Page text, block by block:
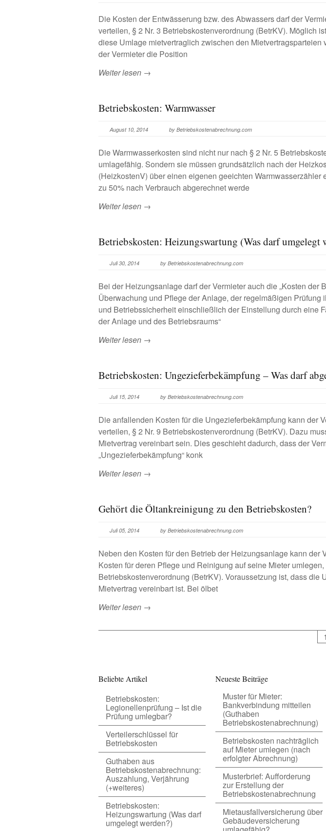
Die Kosten der Entwässerung bzw. des Abwassers darf der
verteilen, § 2 Nr. 3 Betriebskostenverordnung (BetrKV). Möglich
diese Umlage mietvertraglich zwischen den Mietvertragsparteien
der Vermieter die Position
Weiter lesen →
Betriebskosten: Warmwasser
August 10, 2014 by Betriebskostenabrechnung.com
Die Warmwasserkosten sind nicht nur nach § 2 Nr. 5
umlagefähig. Sondern sie müssen grundsätzlich nach der
(HeizkostenV) über einen eigenen geeichten Warmwasserzähler
zu 50% nach Verbrauch abgerechnet werde
Weiter lesen →
Betriebskosten: Heizungswartung (Was darf umgelegt
Juli 30, 2014 by Betriebskostenabrechnung.com
Bei der Heizungsanlage darf der Vermieter auch die „Kosten der
Überwachung und Pflege der Anlage, der regelmäßigen Prüfung
und Betriebssicherheit einschließlich der Einstellung durch eine
der Anlage und des Betriebsraums“
Weiter lesen →
Betriebskosten: Ungezieferbekämpfung – Was darf
Juli 15, 2014 by Betriebskostenabrechnung.com
Die anfallenden Kosten für die Ungezieferbekämpfung kann der
verteilen, § 2 Nr. 9 Betriebskostenverordnung (BetrKV). Dazu
Mietvertrag vereinbart sein. Dies geschieht dadurch, dass der
„Ungezieferbekämpfung“ konk
Weiter lesen →
Gehört die Öltankreinigung zu den Betriebskosten?
Juli 05, 2014 by Betriebskostenabrechnung.com
Neben den Kosten für den Betrieb der Heizungsanlage kann der
Kosten für deren Pflege und Reinigung auf seine Mieter umlegen,
Betriebskostenverordnung (BetrKV). Voraussetzung ist, dass die
Mietvertrag vereinbart ist. Bei ölbet
Weiter lesen →
1
Beliebte Artikel
Betriebskosten:
Legionellenprüfung – Ist die
Prüfung umlegbar?
Verteilerschlüssel für
Betriebskosten
Guthaben aus
Betriebskostenabrechnung:
Auszahlung, Verjährung
(+weiteres)
Betriebskosten:
Heizungswartung (Was darf
umgelegt werden?)
Neueste Beiträge
Muster für Mieter:
Bankverbindung mitteilen
(Guthaben
Betriebskostenabrechnung)
Betriebskosten nachträglich
auf Mieter umlegen (nach
erfolgter Abrechnung)
Musterbrief: Aufforderung
zur Erstellung der
Betriebskostenabrechnung
Mietausfallversicherung über
Gebäudeversicherung